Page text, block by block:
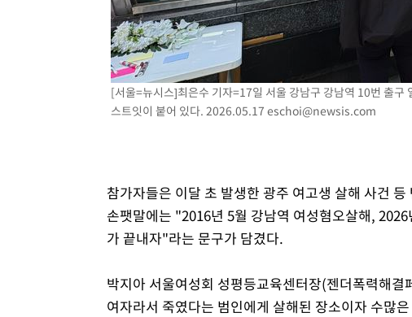
[서울=뉴시스]최은수 기자=17일 서울 강남구 강남역 10번 출
스트잇이 붙어 있다. 2026.05.17 eschoi@newsis.com
참가자들은 이달 초 발생한 광주 여고생 살해 사건
손팻말에는 "2016년 5월 강남역 여성혐오살해,
가 끝내자"라는 문구가 담겼다.
박지아 서울여성회 성평등교육센터장(젠더폭력해
여자라서 죽였다는 범인에게 살해된 장소이자 수많